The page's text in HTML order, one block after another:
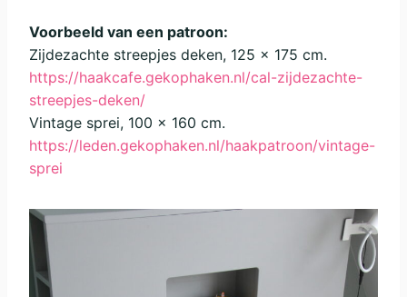
Voorbeeld van een patroon:
Zijdezachte streepjes deken, 125 x 175 cm.
https://haakcafe.gekophaken.nl/cal-zijdezachte-
streepjes-deken/
Vintage sprei, 100 x 160 cm.
https://leden.gekophaken.nl/haakpatroon/vintage-
sprei